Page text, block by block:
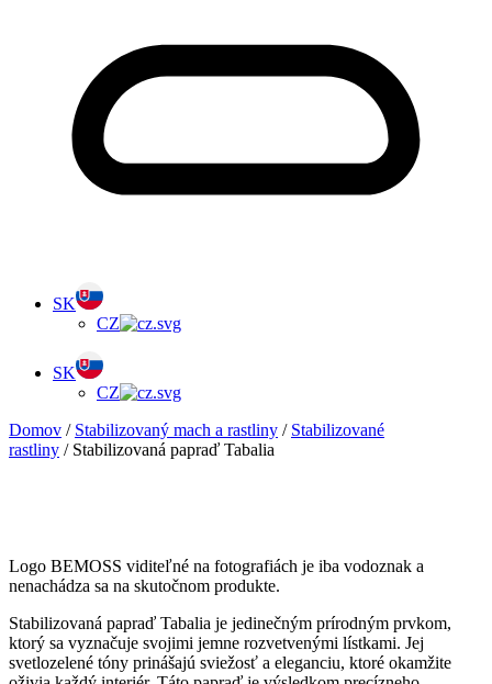
SK
CZ
SK
CZ
Domov / Stabilizovaný mach a rastliny / Stabilizované
rastliny / Stabilizovaná papraď Tabalia
Logo BEMOSS viditeľné na fotografiách je iba vodoznak a
nenachádza sa na skutočnom produkte.
Stabilizovaná papraď Tabalia je jedinečným prírodným prvkom,
ktorý sa vyznačuje svojimi jemne rozvetvenými lístkami. Jej
svetlozelené tóny prinášajú sviežosť a eleganciu, ktoré okamžite